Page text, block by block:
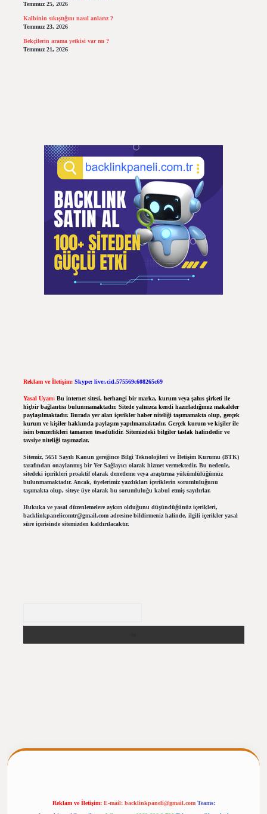
Temmuz 25, 2026
Kalbinin sıkıştığını nasıl anlarız ?
Temmuz 23, 2026
Bekçilerin arama yetkisi var mı ?
Temmuz 21, 2026
Reklam ve İletişim: Skype: live:.cid.575569c608265c69
Yasal Uyarı: Bu internet sitesi, herhangi bir marka, kurum veya şahıs şirketi ile
hiçbir bağlantısı bulunmamaktadır. Sitede yalnızca kendi hazırladığımız makaleler
paylaşılmaktadır. Burada yer alan içerikler haber niteliği taşımamakta olup, gerçek
kurum ve kişiler hakkında paylaşım yapılmamaktadır. Gerçek kurum ve kişiler ile
isim benzerlikleri tamamen tesadüfidir. Sitemizdeki bilgiler taslak halindedir ve
tavsiye niteliği taşımazlar.
Sitemiz, 5651 Sayılı Kanun gereğince Bilgi Teknolojileri ve İletişim Kurumu (BTK)
tarafından onaylanmış bir Yer Sağlayıcı olarak hizmet vermektedir. Bu nedenle,
sitedeki içerikleri proaktif olarak denetleme veya araştırma yükümlülüğümüz
bulunmamaktadır. Ancak, üyelerimiz yazdıkları içeriklerin sorumluluğunu
taşımakta olup, siteye üye olarak bu sorumluluğu kabul etmiş sayılırlar.
Hukuka ve yasal düzenlemelere aykırı olduğunu düşündüğünüz içerikleri,
backlinkpanelicomtr@gmail.comadresine bildirmeniz halinde, ilgili içerikler yasal
süre içerisinde sitemizden kaldırılacaktır.
Reklam ve İletişim: E-mail: backlinkpaneli@gmail.com Teams: